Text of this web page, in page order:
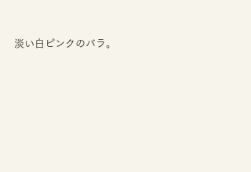
淡い白ピンクのバラ。